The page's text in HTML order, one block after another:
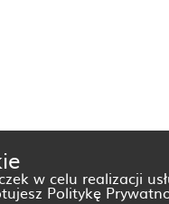
w celu realizacji
Politykę